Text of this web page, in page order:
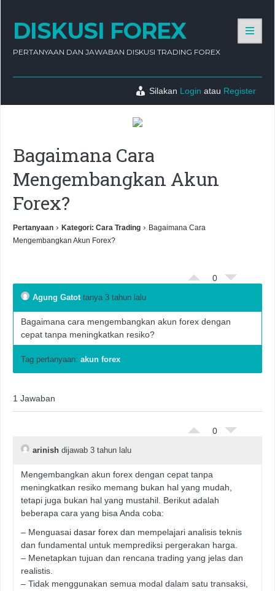
DISKUSI FOREX
PERTANYAAN DAN JAWABAN DISKUSI TRADING FOREX
Silakan Login atau Register
Bagaimana Cara
Mengembangkan Akun
Forex?
Pertanyaan › Kategori: Cara Trading › Bagaimana Cara
Mengembangkan Akun Forex?
0
Agung Gatottanya 3 tahun lalu
Bagaimana cara mengembangkan akun forex dengan
cepat tanpa meningkatkan resiko?
Tag pertanyaan: akun forex
1 Jawaban
0
arinish dijawab 3 tahun lalu
Mengembangkan akun forex dengan cepat tanpa
meningkatkan resiko memang bukan hal yang mudah,
tetapi juga bukan hal yang mustahil. Berikut adalah
beberapa cara yang bisa Anda coba:
– Menguasai dasar forex dan mempelajari analisis teknis
dan fundamental untuk memprediksi pergerakan harga.
– Menetapkan tujuan dan rencana trading yang jelas dan
realistis.
– Tidak menggunakan semua modal dalam satu transaksi,